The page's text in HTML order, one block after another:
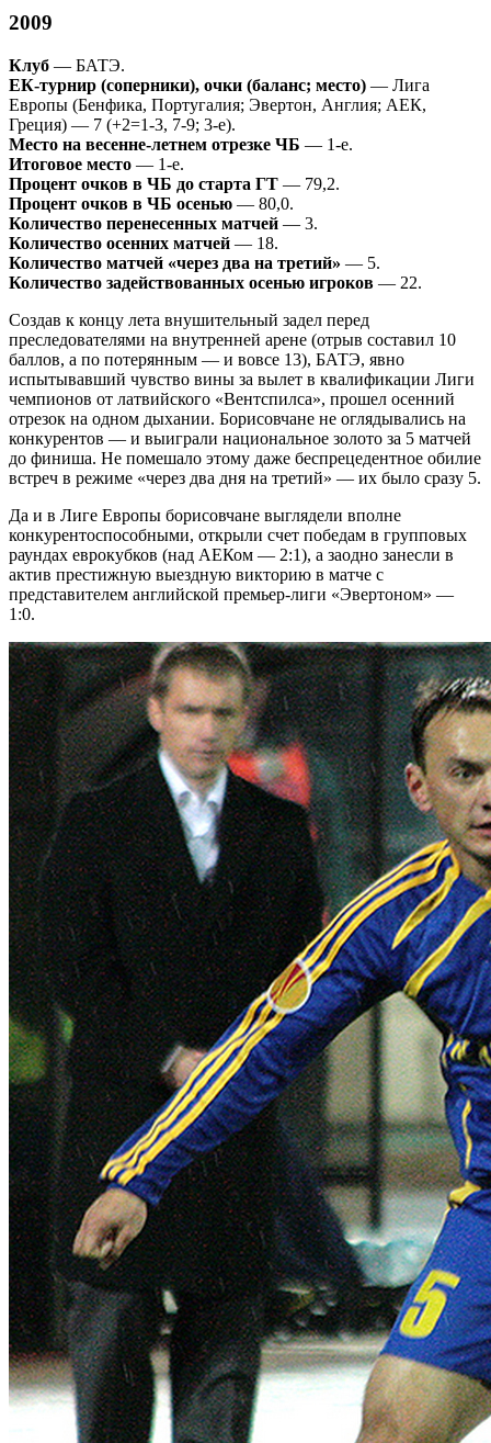
2009
Клуб — БАТЭ.
ЕК-турнир (соперники), очки (баланс; место) — Лига
Европы (Бенфика, Португалия; Эвертон, Англия; АЕК,
Греция) — 7 (+2=1-3, 7-9; 3-е).
Место на весенне-летнем отрезке ЧБ — 1-е.
Итоговое место — 1-е.
Процент очков в ЧБ до старта ГТ — 79,2.
Процент очков в ЧБ осенью — 80,0.
Количество перенесенных матчей — 3.
Количество осенних матчей — 18.
Количество матчей «через два на третий» — 5.
Количество задействованных осенью игроков — 22.
Создав к концу лета внушительный задел перед
преследователями на внутренней арене (отрыв составил 10
баллов, а по потерянным — и вовсе 13), БАТЭ, явно
испытывавший чувство вины за вылет в квалификации Лиги
чемпионов от латвийского «Вентспилса», прошел осенний
отрезок на одном дыхании. Борисовчане не оглядывались на
конкурентов — и выиграли национальное золото за 5 матчей
до финиша. Не помешало этому даже беспрецедентное обилие
встреч в режиме «через два дня на третий» — их было сразу 5.
Да и в Лиге Европы борисовчане выглядели вполне
конкурентоспособными, открыли счет победам в групповых
раундах еврокубков (над АЕКом — 2:1), а заодно занесли в
актив престижную выездную викторию в матче с
представителем английской премьер-лиги «Эвертоном» —
1:0.